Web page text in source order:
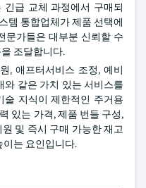
급 교체 과정에서 구매되
템 통합업체가 제품 선택에
문가들은 대부분 신뢰할 수
조달합니다.
, 애프터서비스 조정, 예비
와 같은 가치 있는 서비스를
술 지식이 제한적인 주거용
있는 가격, 제품 번들 구성,
및 즉시 구매 가능한 재고
이는 요인입니다.